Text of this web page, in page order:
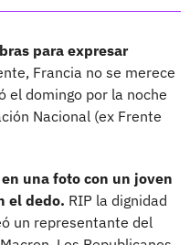
para expresar
Francia no se merece
el domingo por la noche
Nacional (ex Frente
una foto con un joven
el dedo. RIP la dignidad
un representante del